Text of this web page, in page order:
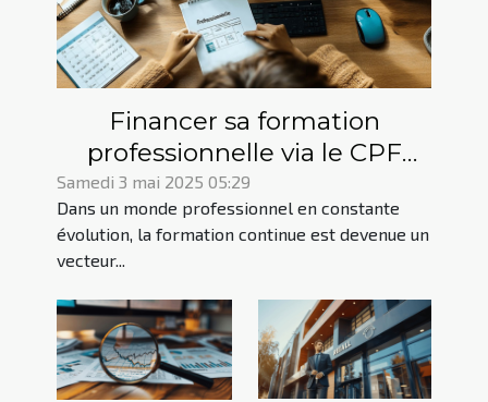
Financer sa formation
professionnelle via le CPF
mode d'emploi et astuces
Samedi 3 mai 2025 05:29
Dans un monde professionnel en constante
évolution, la formation continue est devenue un
vecteur...